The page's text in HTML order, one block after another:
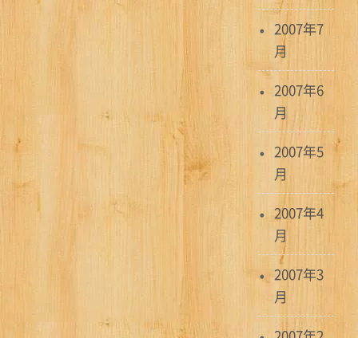
2007年7
月
2007年6
月
2007年5
月
2007年4
月
2007年3
月